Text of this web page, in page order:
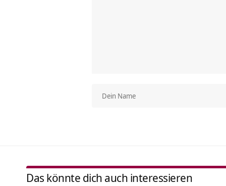
Das könnte dich auch interessieren